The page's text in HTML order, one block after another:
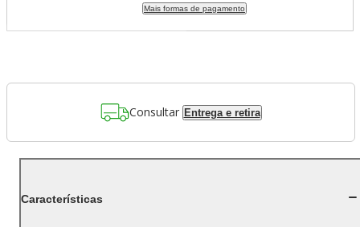
Mais formas de pagamento
Consultar Entrega e retira
Características